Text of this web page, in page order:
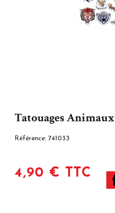
Tatouages Animaux
Référence: 741033
4,90 € TTC